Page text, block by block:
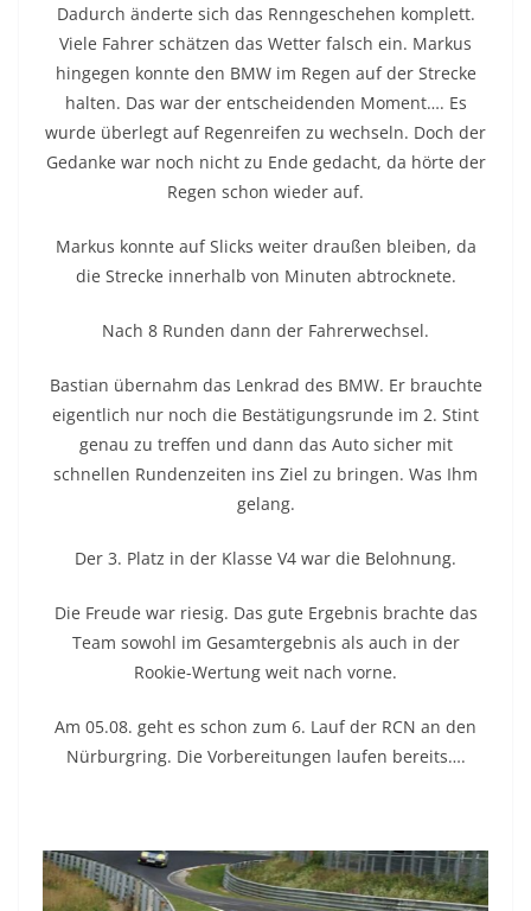
Dadurch änderte sich das Renngeschehen komplett.
Viele Fahrer schätzen das Wetter falsch ein. Markus
hingegen konnte den BMW im Regen auf der Strecke
halten. Das war der entscheidenden Moment…. Es
wurde überlegt auf Regenreifen zu wechseln. Doch der
Gedanke war noch nicht zu Ende gedacht, da hörte der
Regen schon wieder auf.
Markus konnte auf Slicks weiter draußen bleiben, da
die Strecke innerhalb von Minuten abtrocknete.
Nach 8 Runden dann der Fahrerwechsel.
Bastian übernahm das Lenkrad des BMW. Er brauchte
eigentlich nur noch die Bestätigungsrunde im 2. Stint
genau zu treffen und dann das Auto sicher mit
schnellen Rundenzeiten ins Ziel zu bringen. Was Ihm
gelang.
Der 3. Platz in der Klasse V4 war die Belohnung.
Die Freude war riesig. Das gute Ergebnis brachte das
Team sowohl im Gesamtergebnis als auch in der
Rookie-Wertung weit nach vorne.
Am 05.08. geht es schon zum 6. Lauf der RCN an den
Nürburgring. Die Vorbereitungen laufen bereits….